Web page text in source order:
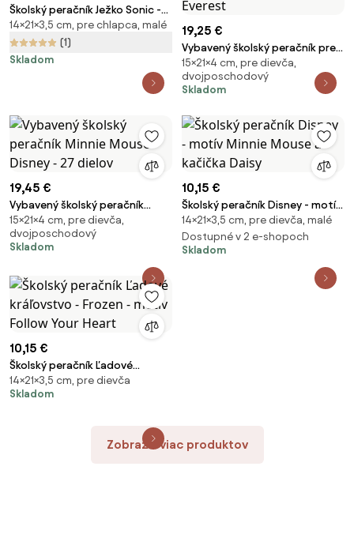
Školský peračník Ježko Sonic -
nevybavený, ale štýlový
14×21×3,5 cm, pre chlapca, malé
(1)
Skladom
19,25 €
Vybavený školský peračník pre
dievčatá Tlapková patrola -
Paw Patrol - motív Skye a
Everest
15×21×4 cm, pre dievča,
dvojposchodový
Skladom
19,45 €
Vybavený školský peračník
Minnie Mouse - Disney - 27
dielov
15×21×4 cm, pre dievča,
dvojposchodový
Skladom
10,15 €
Školský peračník Disney - motív
Minnie Mouse a kačička Daisy
14×21×3,5 cm, pre dievča, malé
Dostupné v 2 e-shopoch
Skladom
10,15 €
Školský peračník Ľadové
kráľovstvo - Frozen - motív
Follow Your Heart
14×21×3,5 cm, pre dievča
Skladom
Zobraziť viac produktov